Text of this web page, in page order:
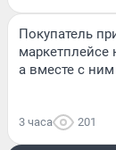
Покупатель
маркетплейсе
а вместе с
3 часа 201